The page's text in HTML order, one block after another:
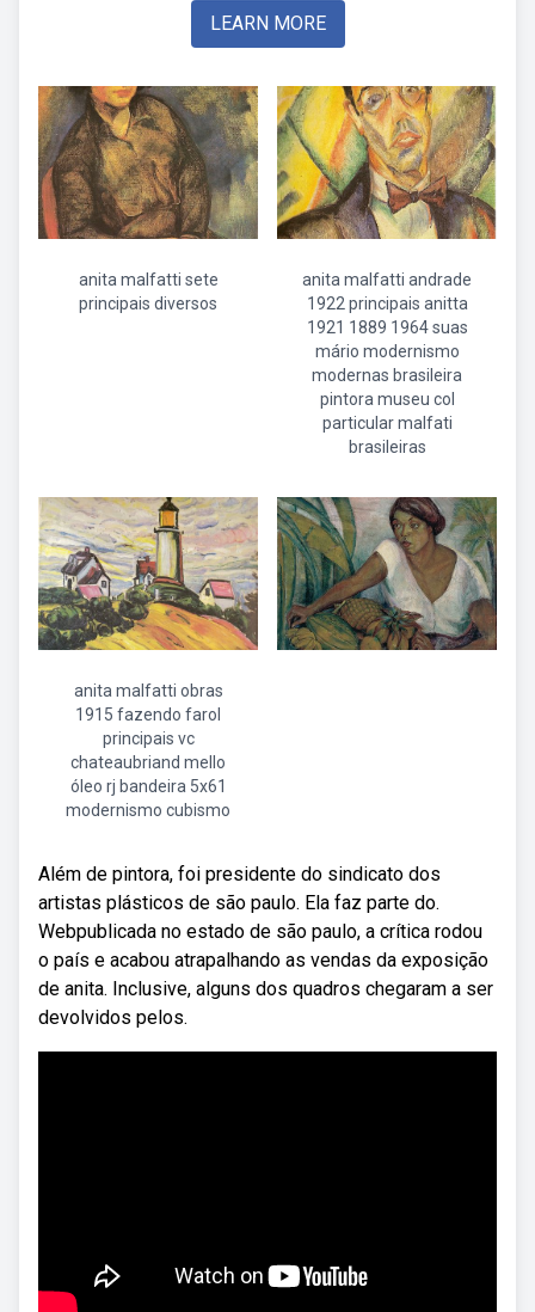
LEARN MORE
anita malfatti sete
principais diversos
anita malfatti andrade
1922 principais anitta
1921 1889 1964 suas
mário modernismo
modernas brasileira
pintora museu col
particular malfati
brasileiras
anita malfatti obras
1915 fazendo farol
principais vc
chateaubriand mello
óleo rj bandeira 5x61
modernismo cubismo
Além de pintora, foi presidente do sindicato dos
artistas plásticos de são paulo. Ela faz parte do.
Webpublicada no estado de são paulo, a crítica rodou
o país e acabou atrapalhando as vendas da exposição
de anita. Inclusive, alguns dos quadros chegaram a ser
devolvidos pelos.